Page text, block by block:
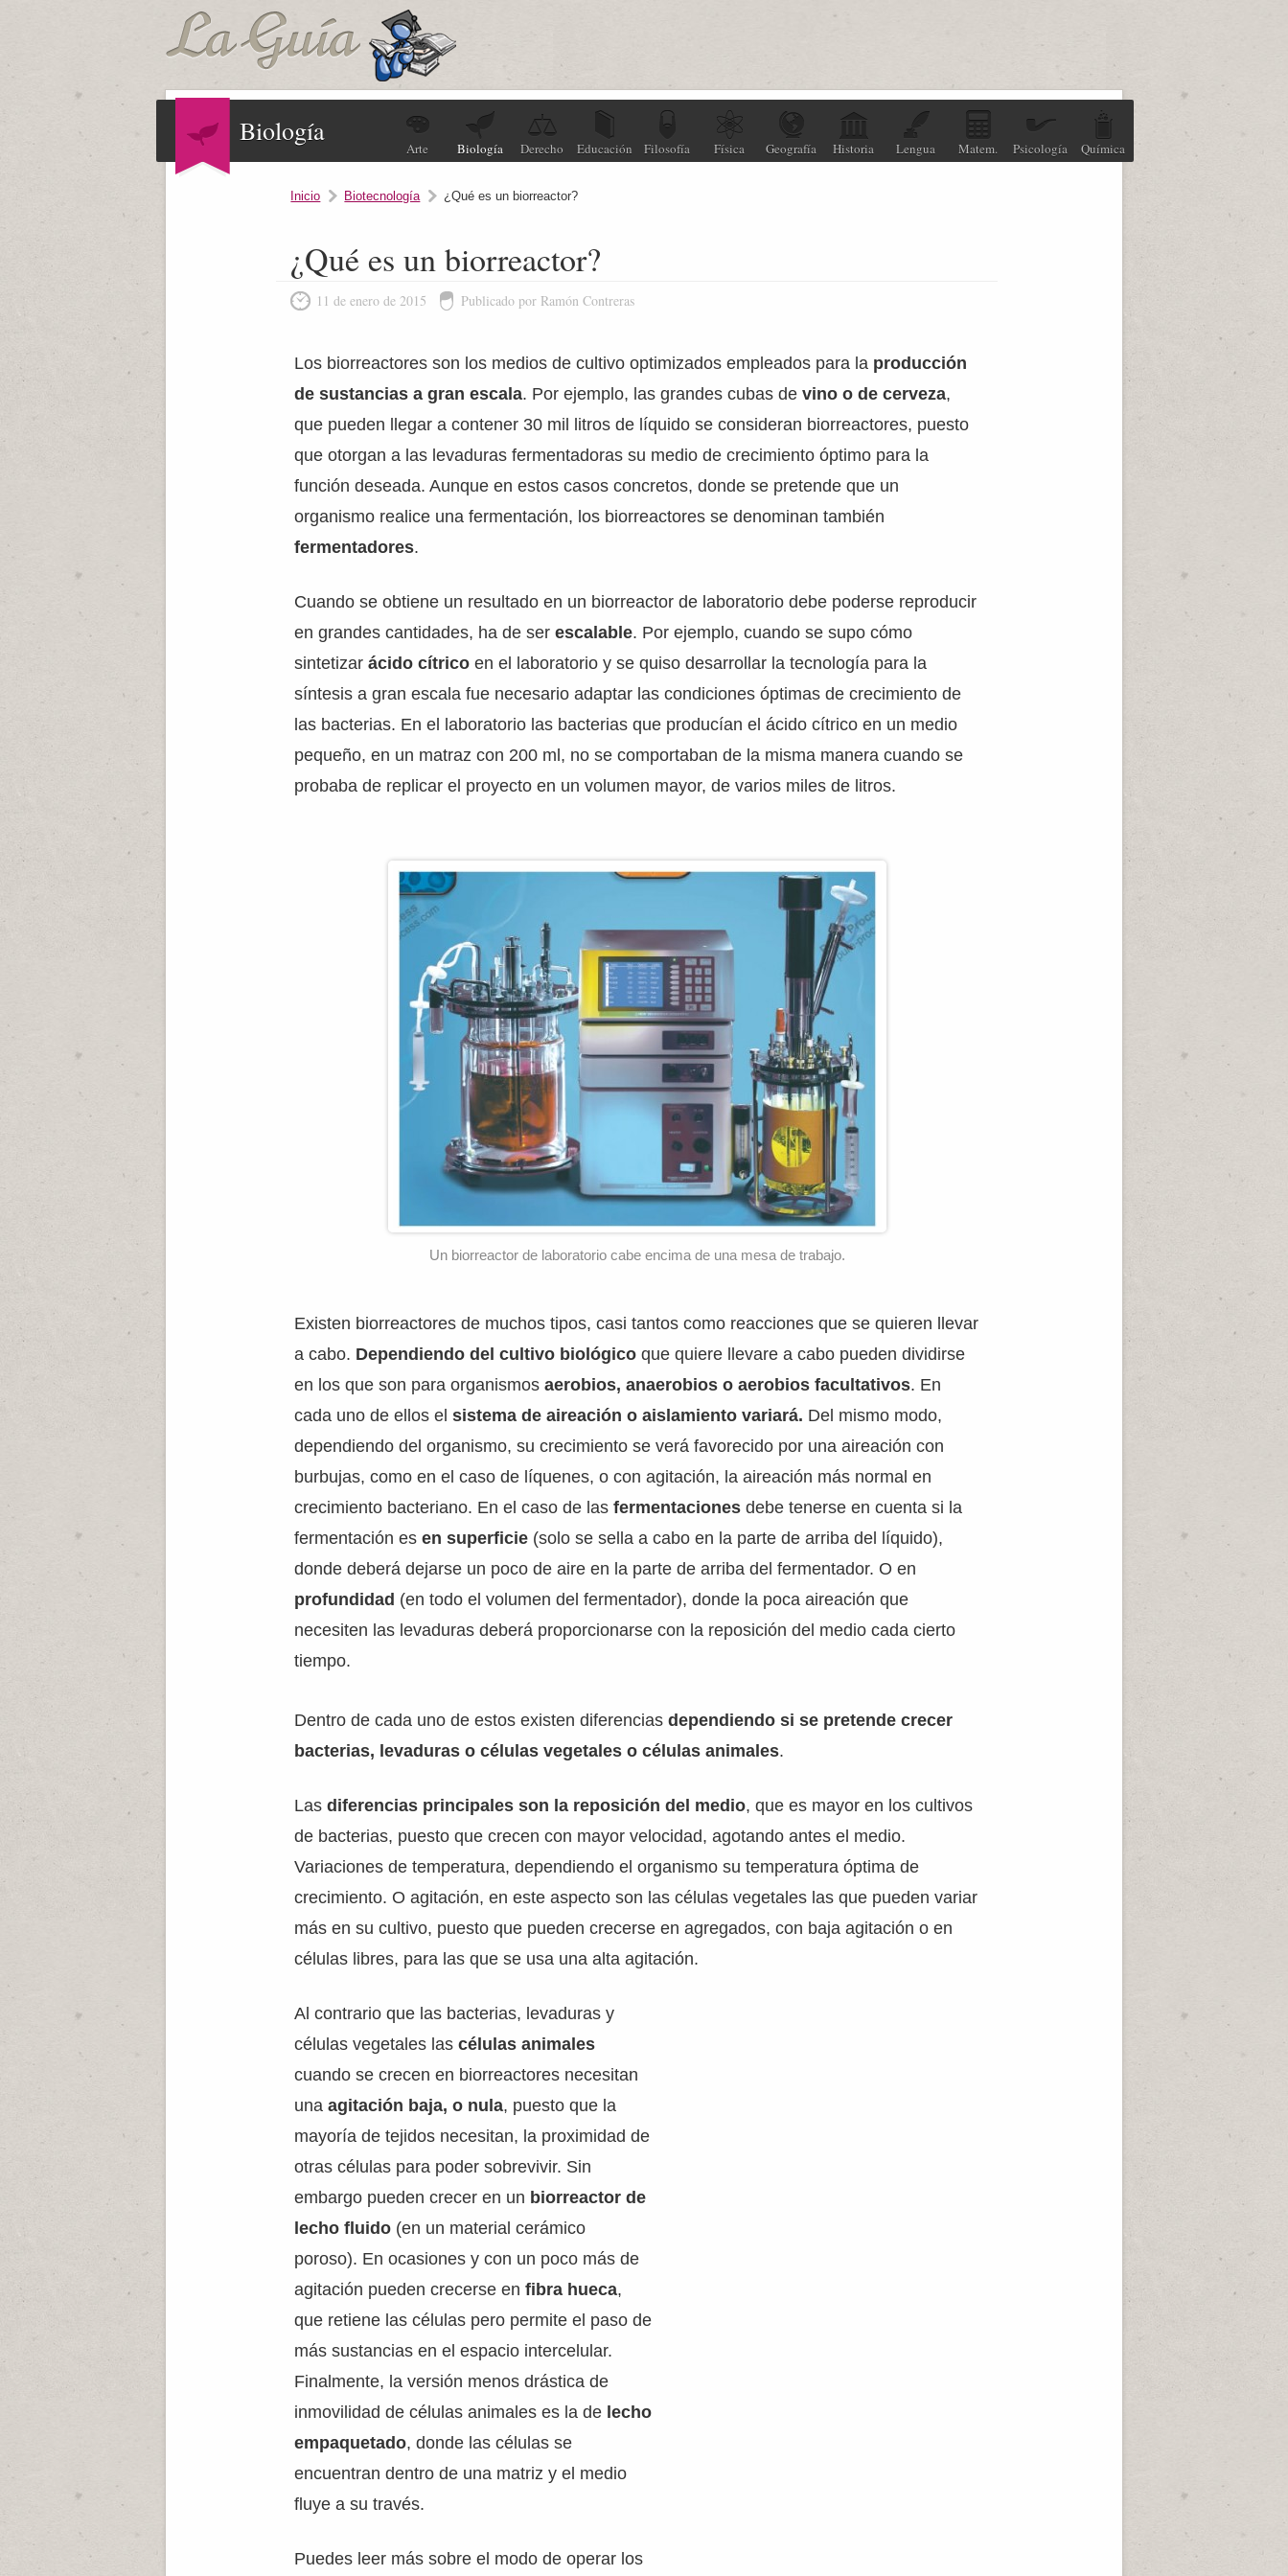
Biología
Arte Biología Derecho Educación Filosofía Física Geografía Historia Lengua Matem. Psicología Química
Inicio Biotecnología ¿Qué es un biorreactor?
¿Qué es un biorreactor?
11 de enero de 2015 Publicado por Ramón Contreras
Los biorreactores son los medios de cultivo optimizados empleados para la producción
de sustancias a gran escala. Por ejemplo, las grandes cubas devino o de cerveza,
que pueden llegar a contener 30 mil litros de líquido se consideran biorreactores, puesto
que otorgan a las levaduras fermentadoras su medio de crecimiento óptimo para la
función deseada. Aunque en estos casos concretos, donde se pretende que un
organismo realice una fermentación, los biorreactores se denominan también
fermentadores.
Cuando se obtiene un resultado en un biorreactor de laboratorio debe poderse reproducir
en grandes cantidades, ha de serescalable. Por ejemplo, cuando se supo cómo
sintetizarácido cítricoen el laboratorio y se quiso desarrollar la tecnología para la
síntesis a gran escala fue necesario adaptar las condiciones óptimas de crecimiento de
las bacterias. En el laboratorio las bacterias que producían el ácido cítrico en un medio
pequeño, en un matraz con 200 ml, no se comportaban de la misma manera cuando se
probaba de replicar el proyecto en un volumen mayor, de varios miles de litros.
Un biorreactor de laboratorio cabe encima de una mesa de trabajo.
Existen biorreactores de muchos tipos, casi tantos como reacciones que se quieren llevar
a cabo. Dependiendo del cultivo biológicoque quiere llevare a cabo pueden dividirse
en los que son para organismosaerobios, anaerobios o aerobios facultativos. En
cada uno de ellos elsistema de aireación o aislamiento variará. Del mismo modo,
dependiendo del organismo, su crecimiento se verá favorecido por una aireación con
burbujas, como en el caso de líquenes, o con agitación, la aireación más normal en
crecimiento bacteriano. En el caso de lasfermentacionesdebe tenerse en cuenta si la
fermentación esen superficie (solo se sella a cabo en la parte de arriba del líquido),
donde deberá dejarse un poco de aire en la parte de arriba del fermentador. O en
profundidad (en todo el volumen del fermentador), donde la poca aireación que
necesiten las levaduras deberá proporcionarse con la reposición del medio cada cierto
tiempo.
Dentro de cada uno de estos existen diferenciasdependiendo si se pretende crecer
bacterias, levaduras o células vegetales o células animales.
Lasdiferencias principales son la reposición del medio, que es mayor en los cultivos
de bacterias, puesto que crecen con mayor velocidad, agotando antes el medio.
Variaciones de temperatura, dependiendo el organismo su temperatura óptima de
crecimiento. O agitación, en este aspecto son las células vegetales las que pueden variar
más en su cultivo, puesto que pueden crecerse en agregados, con baja agitación o en
células libres, para las que se usa una alta agitación.
Al contrario que las bacterias, levaduras y
células vegetales lascélulas animales
cuando se crecen en biorreactores necesitan
unaagitación baja, o nula, puesto que la
mayoría de tejidos necesitan, la proximidad de
otras células para poder sobrevivir. Sin
embargo pueden crecer en un biorreactor de
lecho fluido (en un material cerámico
poroso). En ocasiones y con un poco más de
agitación pueden crecerse enfibra hueca,
que retiene las células pero permite el paso de
más sustancias en el espacio intercelular.
Finalmente, la versión menos drástica de
inmovilidad de células animales es la de lecho
empaquetado, donde las células se
encuentran dentro de una matriz y el medio
fluye a su través.
Puedes leer más sobre el modo de operar los